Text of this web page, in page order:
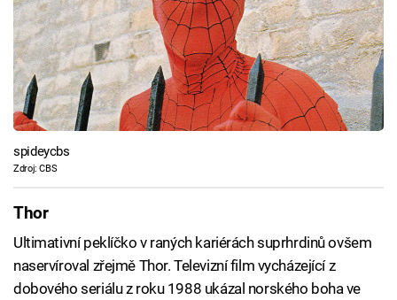
spideycbs
Zdroj: CBS
Thor
Ultimativní peklíčko v raných kariérách suprhrdinů ovšem
naservíroval zřejmě Thor. Televizní film vycházející z
dobového seriálu z roku 1988 ukázal norského boha ve